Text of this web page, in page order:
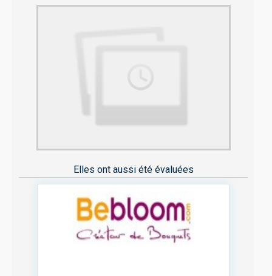
Elles ont aussi été évaluées